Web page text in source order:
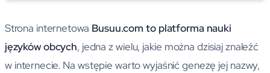
Strona internetowa Busuu.com to platforma nauki
języków obcych, jedna z wielu, jakie można dzisiaj znaleźć
w internecie. Na wstępie warto wyjaśnić genezę jej nazwy,